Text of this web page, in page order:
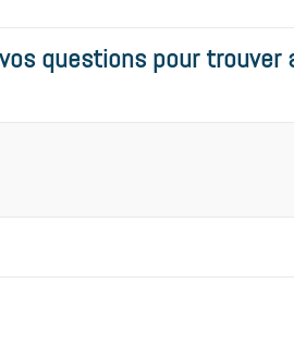
questions pour trouver